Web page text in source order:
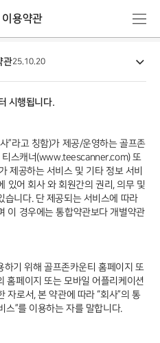
용약관
메
뉴
관25.10.20
시행됩니다.
”라고 칭함)가 제공/운영하는 골프존
스캐너(www.teescanner.com) 또
제공하는 서비스 및 기타 정보 서비
있어 회사 와 회원간의 권리, 의무 및
습니다. 단 제공되는 서비스에 따라
이 경우에는 통합약관보다 개별약관
하기 위해 골프존카운티 홈페이지 또
홈페이지 또는 모바일 어플리케이션
자로서, 본 약관에 따라 “회사”의 통
스”를 이용하는 자를 말합니다.